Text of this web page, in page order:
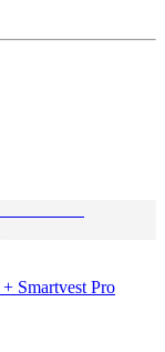
Smartvest Pro